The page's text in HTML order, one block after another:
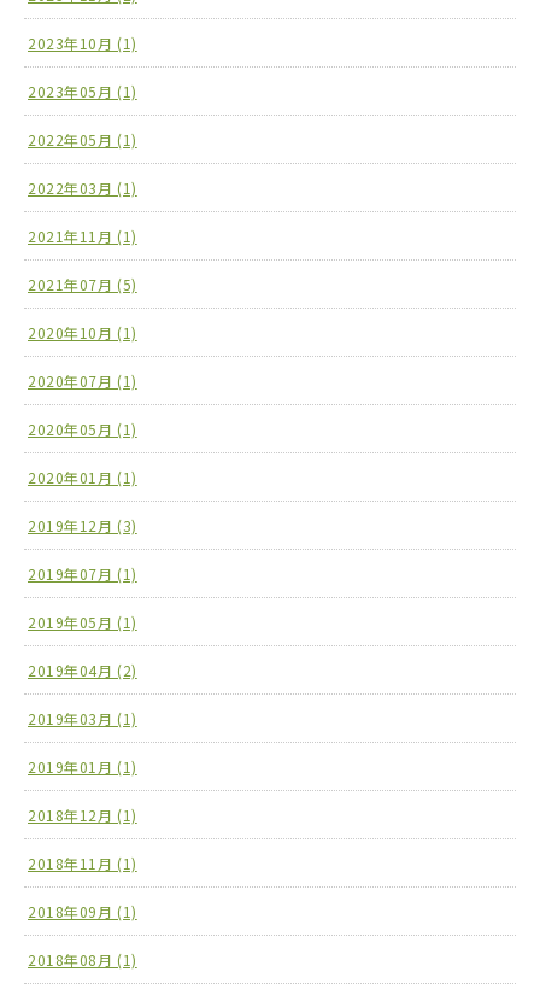
2023年10月 (1)
2023年05月 (1)
2022年05月 (1)
2022年03月 (1)
2021年11月 (1)
2021年07月 (5)
2020年10月 (1)
2020年07月 (1)
2020年05月 (1)
2020年01月 (1)
2019年12月 (3)
2019年07月 (1)
2019年05月 (1)
2019年04月 (2)
2019年03月 (1)
2019年01月 (1)
2018年12月 (1)
2018年11月 (1)
2018年09月 (1)
2018年08月 (1)